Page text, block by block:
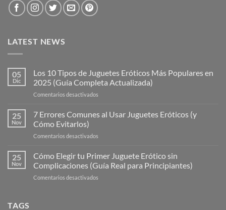
LATEST NEWS
05
Dic
Los 10 Tipos de Juguetes Eróticos Más Populares en
2025 (Guía Completa Actualizada)
Comentarios desactivados
Tipos
Más
Populares
25
Nov
7 Errores Comunes al Usar Juguetes Eróticos (y
Cómo Evitarlos)
Comentarios desactivados
Errores
Comunes
al
25
Nov
Cómo Elegir tu Primer Juguete Erótico sin
Complicaciones (Guía Real para Principiantes)
Comentarios desactivados
TAGS